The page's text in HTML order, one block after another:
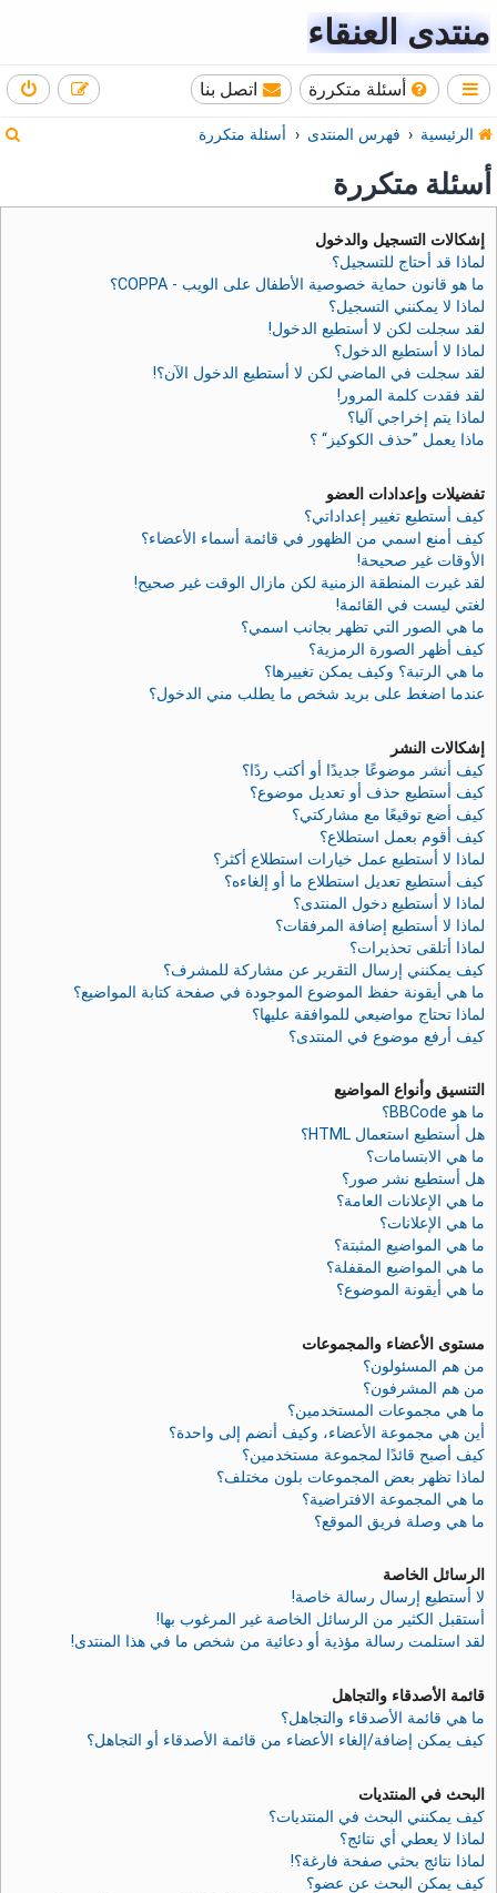
منتدى العنقاء
أسئلة متكررة اتصل بنا
الرئيسية فهرس المنتدى أسئلة متكررة
أسئلة متكررة
إشكالات التسجيل والدخول
لماذا قد أحتاج للتسجيل؟
ما هو قانون حماية خصوصية الأطفال على الويب - COPPA؟
لماذا لا يمكنني التسجيل؟
لقد سجلت لكن لا أستطيع الدخول!
لماذا لا أستطيع الدخول؟
لقد سجلت في الماضي لكن لا أستطيع الدخول الآن؟!
لقد فقدت كلمة المرور!
لماذا يتم إخراجي آليا؟
ماذا يعمل ”حذف الكوكيز“ ؟
تفضيلات وإعدادات العضو
كيف أستطيع تغيير إعداداتي؟
كيف أمنع اسمي من الظهور في قائمة أسماء الأعضاء؟
الأوقات غير صحيحة!
لقد غيرت المنطقة الزمنية لكن مازال الوقت غير صحيح!
لغتي ليست في القائمة!
ما هي الصور التي تظهر بجانب اسمي؟
كيف أظهر الصورة الرمزية؟
ما هي الرتبة؟ وكيف يمكن تغييرها؟
عندما اضغط على بريد شخص ما يطلب مني الدخول؟
إشكالات النشر
كيف أنشر موضوعًا جديدًا أو أكتب ردًا؟
كيف أستطيع حذف أو تعديل موضوع؟
كيف أضع توقيعًا مع مشاركتي؟
كيف أقوم بعمل استطلاع؟
لماذا لا أستطيع عمل خيارات استطلاع أكثر؟
كيف أستطيع تعديل استطلاع ما أو إلغاءه؟
لماذا لا أستطيع دخول المنتدى؟
لماذا لا أستطيع إضافة المرفقات؟
لماذا أتلقى تحذيرات؟
كيف يمكنني إرسال التقرير عن مشاركة للمشرف؟
ما هي أيقونة حفظ الموضوع الموجودة في صفحة كتابة المواضيع؟
لماذا تحتاج مواضيعي للموافقة عليها؟
كيف أرفع موضوع في المنتدى؟
التنسيق وأنواع المواضيع
ما هو BBCode؟
هل أستطيع استعمال HTML؟
ما هي الابتسامات؟
هل أستطيع نشر صور؟
ما هي الإعلانات العامة؟
ما هي الإعلانات؟
ما هي المواضيع المثبتة؟
ما هي المواضيع المقفلة؟
ما هي أيقونة الموضوع؟
مستوى الأعضاء والمجموعات
من هم المسئولون؟
من هم المشرفون؟
ما هي مجموعات المستخدمين؟
أين هي مجموعة الأعضاء، وكيف أنضم إلى واحدة؟
كيف أصبح قائدًا لمجموعة مستخدمين؟
لماذا تظهر بعض المجموعات بلون مختلف؟
ما هي المجموعة الافتراضية؟
ما هي وصلة فريق الموقع؟
الرسائل الخاصة
لا أستطيع إرسال رسالة خاصة!
أستقبل الكثير من الرسائل الخاصة غير المرغوب بها!
لقد استلمت رسالة مؤذية أو دعائية من شخص ما في هذا المنتدى!
قائمة الأصدقاء والتجاهل
ما هي قائمة الأصدقاء والتجاهل؟
كيف يمكن إضافة/إلغاء الأعضاء من قائمة الأصدقاء أو التجاهل؟
البحث في المنتديات
كيف يمكنني البحث في المنتديات؟
لماذا لا يعطي أي نتائج؟
لماذا نتائج بحثي صفحة فارغة؟!
كيف يمكن البحث عن عضو؟